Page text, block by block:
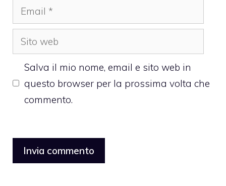
Email
Sito
web
Salva il mio nome, email e sito web in
questo browser per la prossima volta che
commento.